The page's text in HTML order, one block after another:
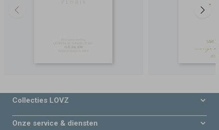
Collecties LOVZ
Onze service & diensten